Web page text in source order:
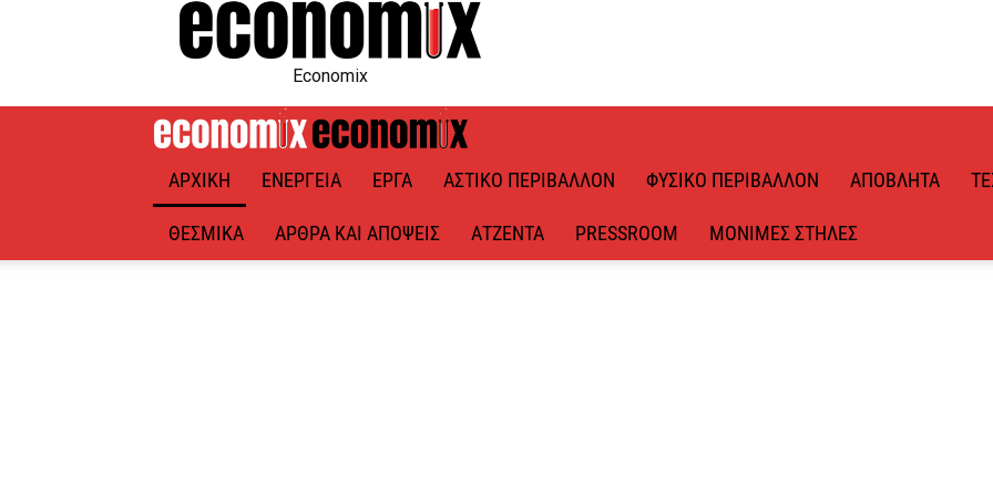
Economix
ΑΡΧΙΚΉ ΕΝΈΡΓΕΙΑ ΈΡΓΑ ΑΣΤΙΚΌ ΠΕΡΙΒΆΛΛΟΝ ΦΥΣΙΚΌ ΠΕΡΙΒΆΛΛΟΝ ΑΠΌΒΛΗΤΑ
ΘΕΣΜΙΚΆ ΆΡΘΡΑ ΚΑΙ ΑΠΌΨΕΙΣ ΑΤΖΈΝΤΑ PRESSROOM ΜΌΝΙΜΕΣ ΣΤΉΛΕΣ